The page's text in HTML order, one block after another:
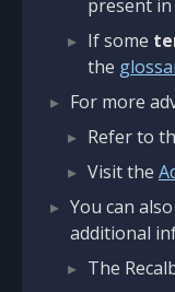
present in
If some
the
For more
Refer to
Visit the
You can
additional
The